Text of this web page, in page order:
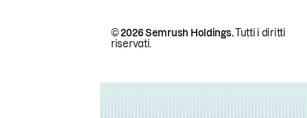
© 2026 Semrush Holdings.Tutti i diritti
riservati.